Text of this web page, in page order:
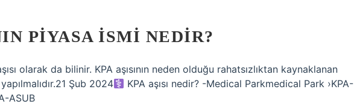
PIYASA ISMI NEDIR?
olarak da bilinir. KPA aşısının neden olduğu rahatsızlıktan kaynaklanan
Şub 2024‍
KPA aşısı nedir? -Medical Parkmedical Park ›KPA-
ASUB